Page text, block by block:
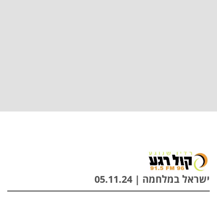
ישראל במלחמה | 05.11.24